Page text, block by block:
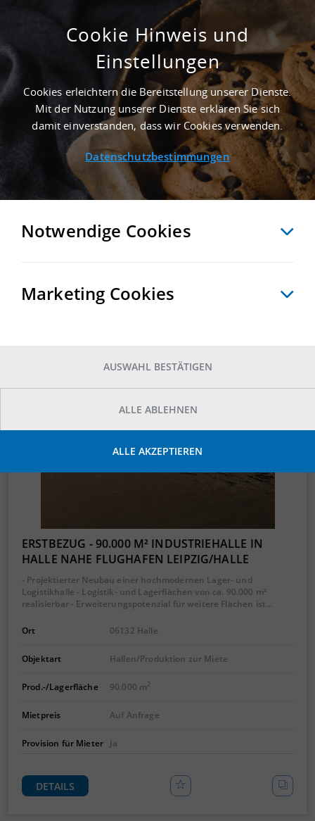
SUCHE ANPASSEN
Landsberg
FOLGENDE 241 IMMOBILIEN ENTSPRECHEN IHREN
SUCHAUFTRAG ANLEGEN
ERSTBEZUG - 90.000 M² INDUSTRIEHALLE IN
HALLE NAHE FLUGHAFEN LEIPZIG/HALLE
- Projektierter Neubau einer hochmodernen Lager- und
Logistikhalle - Logistik- und Lagerflächen von ca. 90.000 m²
realisierbar - Erweiterungspotenzial für weitere Flächen ist…
Ort 06132 Halle
Objektart Hallen/Produktion zur Miete
Prod.-/Lagerfläche 90.000 m2
Mietpreis Auf Anfrage
Provision für Mieter Ja
DETAILS
Cookie Hinweis und
Einstellungen
Cookies erleichtern die Bereitstellung unserer Dienste.
Mit der Nutzung unserer Dienste erklären Sie sich
damit einverstanden, dass wir Cookies verwenden.
Datenschutzbestimmungen
Notwendige Cookies
Marketing Cookies
AUSWAHL BESTÄTIGEN
ALLE ABLEHNEN
ALLE AKZEPTIEREN